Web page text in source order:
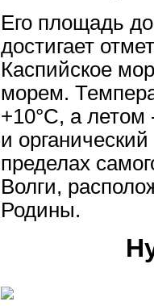
Его площадь
достигает
Каспийское
морем.
+10°С, а летом
и
пределах
Волги,
Родины.